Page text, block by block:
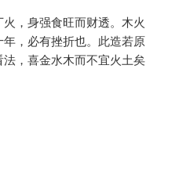
，身强食旺而财透。木火
，必有挫折也。此造若原
，喜金水木而不宜火土矣